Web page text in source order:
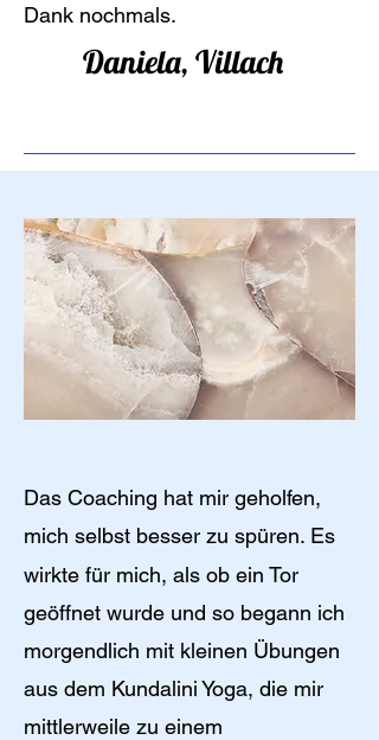
Dank nochmals.
Daniela, Villach
Das Coaching hat mir geholfen,
mich selbst besser zu spüren. Es
wirkte für mich, als ob ein Tor
geöffnet wurde und so begann ich
morgendlich mit kleinen Übungen
aus dem Kundalini Yoga, die mir
mittlerweile zu einem